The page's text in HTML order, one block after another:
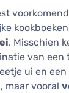
. Misschien
van een
ui en
maar vooral